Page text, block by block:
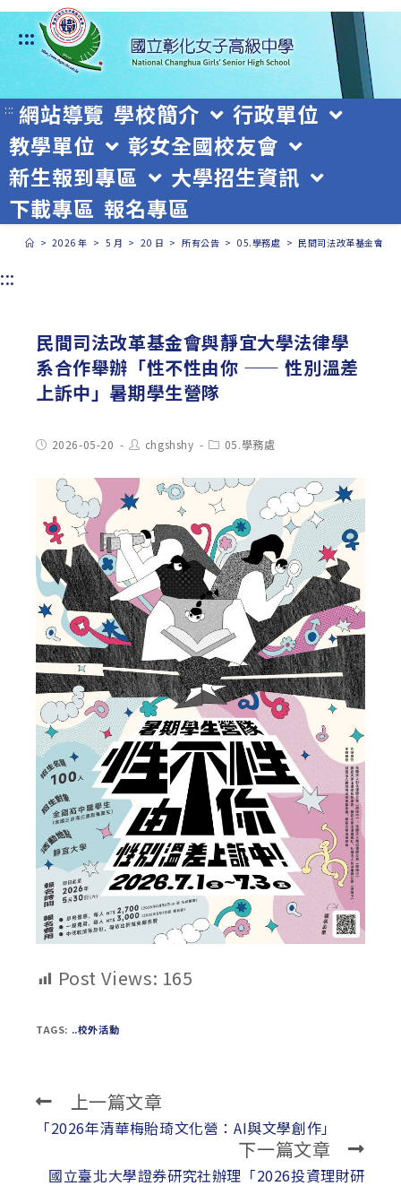
跳
轉
至
主
要
內
容
:::
::: 網站導覽 學校簡介
行政單位
教學單位
彰女全國校友會
新生報到專區
大學招生資訊
下載專區 報名專區
> 2026 年 > 5 月 > 20 日 > 所有公告 > 05.學務處 > 民間司法改革基金會與
:::
民間司法改革基金會與靜宜大學法律學
系合作舉辦「性不性由你 —— 性別溫差
上訴中」暑期學生營隊
Post2026-05-20
Post
author:
chgshshy
Post05.學務處
Post Views: 165
TAGS: ..校外活動
Read
more
上一篇文章
「2026年清華梅貽琦文化營：AI與文學創作」
下一篇文章
國立臺北大學證券研究社辦理「2026投資理財研